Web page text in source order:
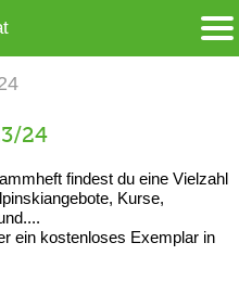
24
findest du eine Vielzahl
Kurse,
ein kostenloses Exemplar in